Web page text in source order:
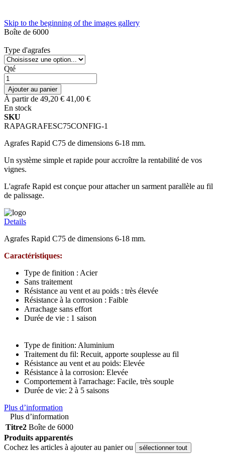
Skip to the beginning of the images gallery
Boîte de 6000
Type d'agrafes
Qté
Ajouter au panier
À partir de 49,20 € 41,00 €
En stock
SKU
RAPAGRAFESC75CONFIG-1
Agrafes Rapid C75 de dimensions 6-18 mm.
Un système simple et rapide pour accroître la rentabilité de vos
vignes.
L'agrafe Rapid est conçue pour attacher un sarment parallèle au fil
de palissage.
Details
Agrafes Rapid C75 de dimensions 6-18 mm.
Caractéristiques:
Type de finition : Acier
Sans traitement
Résistance au vent et au poids : très élevée
Résistance à la corrosion : Faible
Arrachage sans effort
Durée de vie : 1 saison
Type de finition: Aluminium
Traitement du fil: Recuit, apporte souplesse au fil
Résistance au vent et au poids: Elevée
Résistance à la corrosion: Elevée
Comportement à l'arrachage: Facile, très souple
Durée de vie: 2 à 5 saisons
Plus d’information
Plus d’information
Titre2 Boîte de 6000
Produits apparentés
Cochez les articles à ajouter au panier ou
sélectionner tout